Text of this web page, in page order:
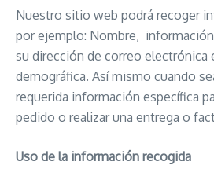
Nuestro sitio web podrá recoger
por ejemplo: Nombre,
su dirección de correo electrónica
demográfica. Así mismo cuando
requerida información específica
pedido o realizar una entrega o
Uso de la información recogida